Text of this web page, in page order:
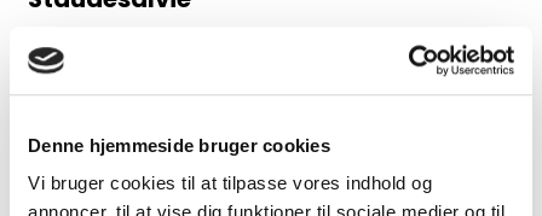
Denne hjemmeside bruger cookies
Vi bruger cookies til at tilpasse vores indhold og
Juni-august, 60 cm
30,00 DKK
(inkl. moms)